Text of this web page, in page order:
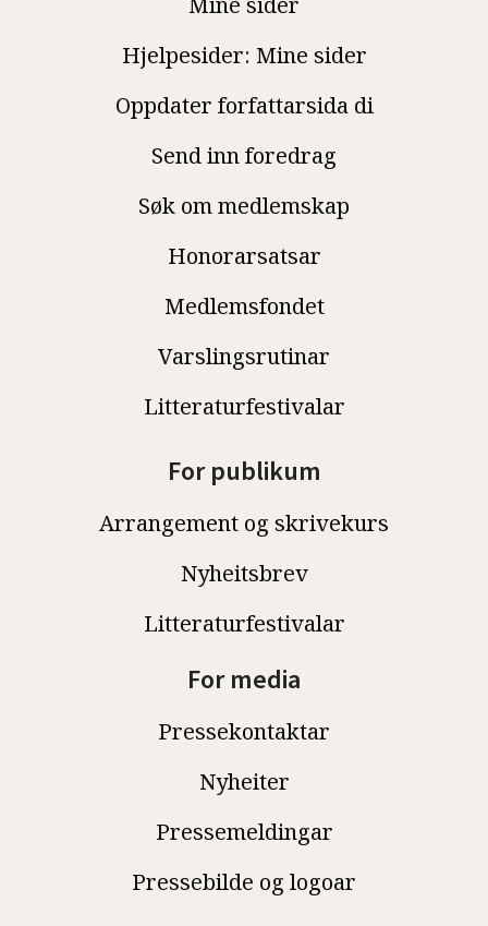
Hjelpesider: Mine sider
Oppdater forfattarsida di
Send inn foredrag
Søk om medlemskap
Honorarsatsar
Medlemsfondet
Varslingsrutinar
Litteraturfestivalar
For publikum
Arrangement og skrivekurs
Nyheitsbrev
Litteraturfestivalar
For media
Pressekontaktar
Nyheiter
Pressemeldingar
Pressebilde og logoar